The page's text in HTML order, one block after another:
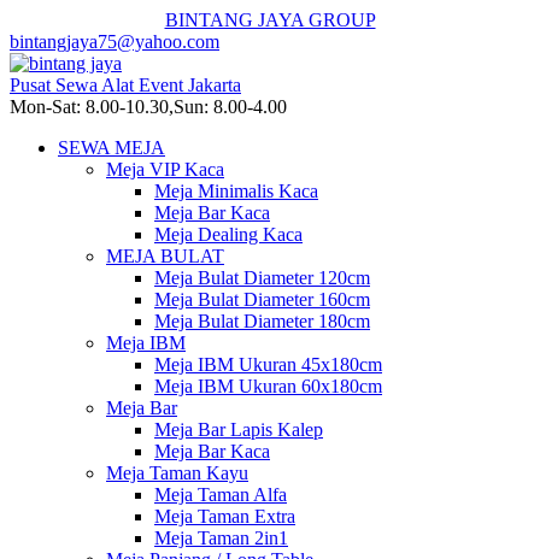
BINTANG JAYA GROUP
bintangjaya75@yahoo.com
Pusat Sewa Alat Event Jakarta
Mon-Sat: 8.00-10.30,Sun: 8.00-4.00
SEWA MEJA
Meja VIP Kaca
Meja Minimalis Kaca
Meja Bar Kaca
Meja Dealing Kaca
MEJA BULAT
Meja Bulat Diameter 120cm
Meja Bulat Diameter 160cm
Meja Bulat Diameter 180cm
Meja IBM
Meja IBM Ukuran 45x180cm
Meja IBM Ukuran 60x180cm
Meja Bar
Meja Bar Lapis Kalep
Meja Bar Kaca
Meja Taman Kayu
Meja Taman Alfa
Meja Taman Extra
Meja Taman 2in1